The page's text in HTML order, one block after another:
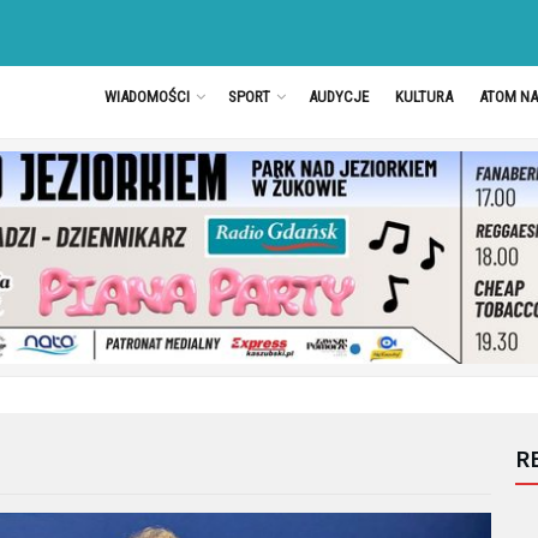
WIADOMOŚCI SPORT AUDYCJE KULTURA ATOM